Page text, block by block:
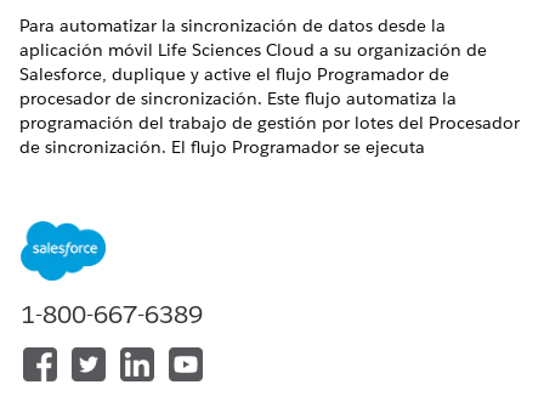
Para automatizar la sincronización de datos desde la
aplicación móvil Life Sciences Cloud a su organización de
Salesforce, duplique y active el flujo Programador de
procesador de sincronización. Este flujo automatiza la
programación del trabajo de gestión por lotes del Procesador
de sincronización. El flujo Programador se ejecuta
60 días.
EDICIONES NECESARIAS
Disponible en: Lightning Experience
Disponible en: Ediciones
licencia complementaria Life Sciences Cloud, Life Sciences
1-800-667-6389